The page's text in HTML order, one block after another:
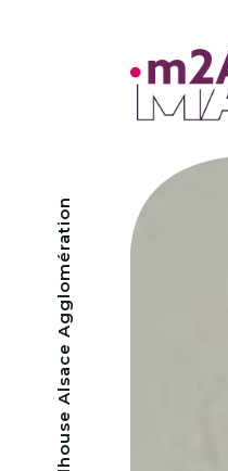
- Mulhouse Alsace Agglomération